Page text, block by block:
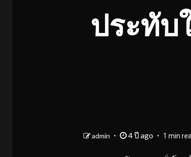
ประทับ
admin 4 ปี ago 1 min